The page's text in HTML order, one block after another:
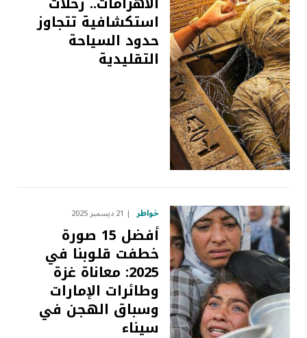
استكشافية تتجاوز
حدود السياحة
التقليدية
خواطر 21 ديسمبر 2025
أفضل 15 صورة
خطفت قلوبنا في
2025: معاناة غزة
وطائرات الإمارات
وسباق الهجن في
سيناء